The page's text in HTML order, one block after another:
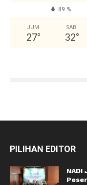
89 %
JUM
27°
SAB
32°
PILIHAN EDITOR
NADI